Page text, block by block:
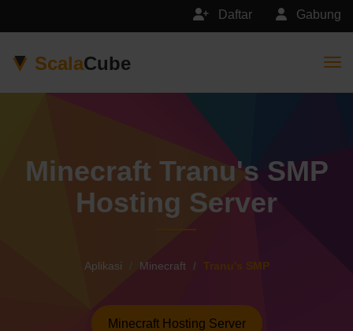
Gabung
Daftar
ScalaCube
Minecraft Tranu's SMP
Hosting Server
Aplikasi Minecraft Tranu's SMP
Minecraft Hosting Server